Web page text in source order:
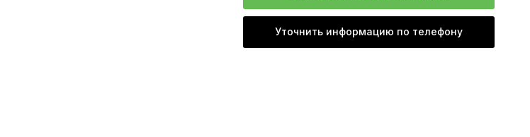
Уточнить информацию по телефону